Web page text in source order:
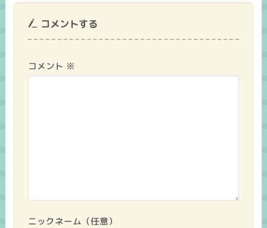
コメントする
コメント ※
ニックネーム（任意）